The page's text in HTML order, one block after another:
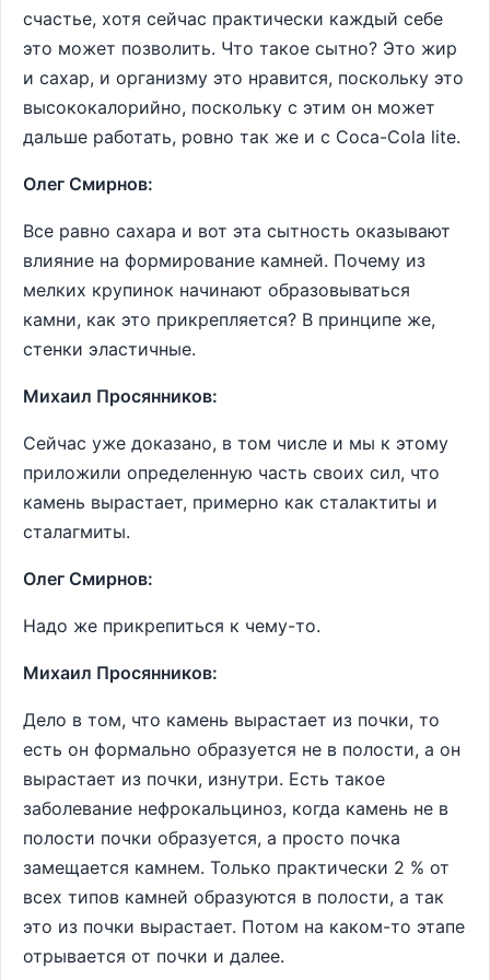
счастье, хотя сейчас практически каждый себе
это может позволить. Что такое сытно? Это жир
и сахар, и организму это нравится, поскольку это
высококалорийно, поскольку с этим он может
дальше работать, ровно так же и с Coca-Cola lite.
Олег Смирнов:
Все равно сахара и вот эта сытность оказывают
влияние на формирование камней. Почему из
мелких крупинок начинают образовываться
камни, как это прикрепляется? В принципе же,
стенки эластичные.
Михаил Просянников:
Сейчас уже доказано, в том числе и мы к этому
приложили определенную часть своих сил, что
камень вырастает, примерно как сталактиты и
сталагмиты.
Олег Смирнов:
Надо же прикрепиться к чему-то.
Михаил Просянников:
Дело в том, что камень вырастает из почки, то
есть он формально образуется не в полости, а он
вырастает из почки, изнутри. Есть такое
заболевание нефрокальциноз, когда камень не в
полости почки образуется, а просто почка
замещается камнем. Только практически 2 % от
всех типов камней образуются в полости, а так
это из почки вырастает. Потом на каком-то этапе
отрывается от почки и далее.